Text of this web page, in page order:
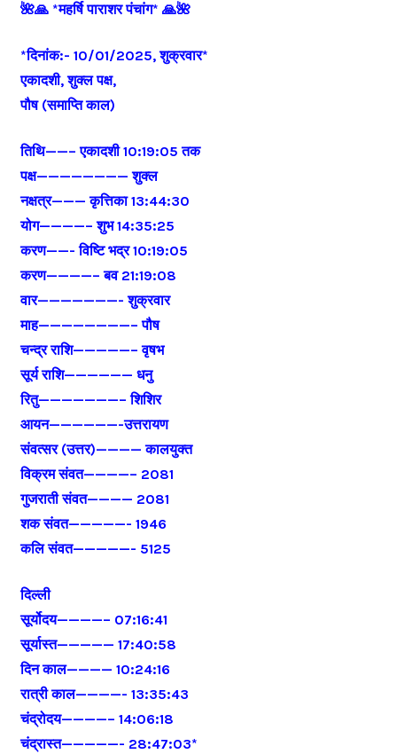
🌺🙏 *महर्षि पाराशर पंचांग* 🙏🌺
*दिनांक:- 10/01/2025, शुक्रवार*
एकादशी, शुक्ल पक्ष,
पौष (समाप्ति काल)
तिथि——– एकादशी 10:19:05 तक
पक्ष———————— शुक्ल
नक्षत्र——— कृत्तिका 13:44:30
योग————– शुभ 14:35:25
करण——- विष्टि भद्र 10:19:05
करण————– बव 21:19:08
वार———————- शुक्रवार
माह————————– पौष
चन्द्र राशि—————– वृषभ
सूर्य राशि—————— धनु
रितु———————– शिशिर
आयन——————-उत्तरायण
संवत्सर (उत्तर)———— कालयुक्त
विक्रम संवत————– 2081
गुजराती संवत———— 2081
शक संवत—————- 1946
कलि संवत—————- 5125
दिल्ली
सूर्योदय————– 07:16:41
सूर्यास्त————— 17:40:58
दिन काल———— 10:24:16
रात्री काल————- 13:35:43
चंद्रोदय————– 14:06:18
चंद्रास्त—————- 28:47:03*